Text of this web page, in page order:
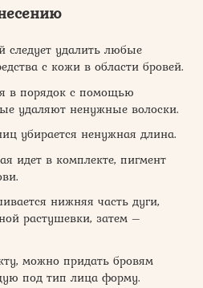
следует удалить любые
с кожи в области бровей.
в порядок с помощью
удаляют ненужные волоски.
убирается ненужная длина.
идет в комплекте, пигмент
нижняя часть дуги,
растушевки, затем –
можно придать бровям
под тип лица форму.